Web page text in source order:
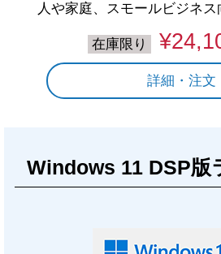
人や家庭、スモールビジネ
在庫限り
詳細・注文
Windows 11 DSP版